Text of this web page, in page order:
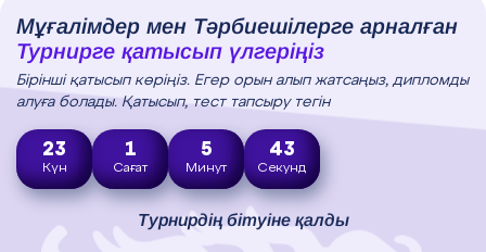
Мұғалімдер мен Тәрбиешілерге арналған
Турнирге қатысып үлгеріңіз
Бірінші қатысып көріңіз. Егер орын алып жатсаңыз, дипломды
алуға болады. Қатысып, тест тапсыру тегін
23
Күн
1
Сағат
5
Минут
42
Секунд
Турнирдің бітуіне қалды